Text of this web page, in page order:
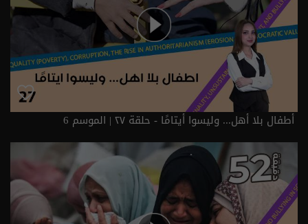
أطفال بلا أهل... وليسوا أيتامًا - حلقة ٢٧ | الموسم 6